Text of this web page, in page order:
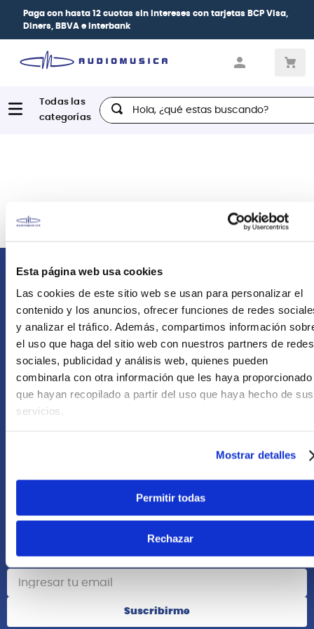
Esta página web usa cookies
Las cookies de este sitio web se usan para personalizar el
contenido y los anuncios, ofrecer funciones de redes
y analizar el tráfico. Además, compartimos información
el uso que haga del sitio web con nuestros partners de redes
sociales, publicidad y análisis web, quienes pueden
combinarla con otra información que les haya proporcionado
que hayan recopilado a partir del uso que haya hecho de sus
servicios.
Mostrar detalles
Permitir todas
Rechazar
Paga con hasta 12 cuotas sin intereses con tarjetas BCP Visa,
Diners, BBVA e Interbank
Hola, ¿qué estas buscando?
Atención Postventa
+51 958418476
+51 977624112
Acerca de Nosotros
Suscribete
Suscribirme